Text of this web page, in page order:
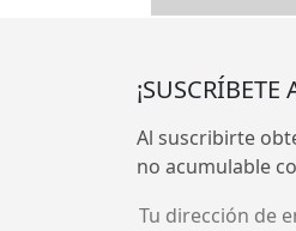
¡SUSCRÍBETE
Al suscribirte
no acumulable